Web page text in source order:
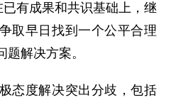
已有成果和共识基础上，继
取早日找到一个公平合理
解决方案。
度解决突出分歧，包括